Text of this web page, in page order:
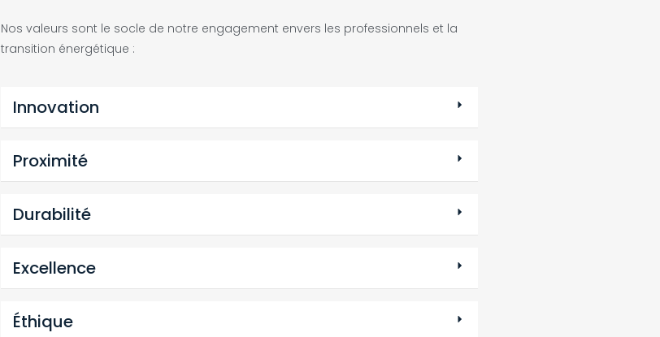
Nos valeurs sont le socle de notre engagement envers les professionnels et la
transition énergétique :
Innovation
Proximité
Durabilité
Excellence
Éthique